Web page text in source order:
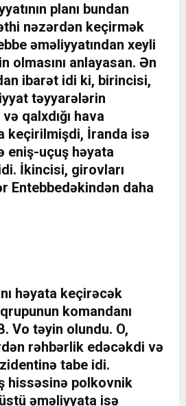
planı bundan
nəzərdən keçirmək
əməliyyatından xeyli
olmasını anlayasan. Ən
ibarət idi ki, birincisi,
təyyarələrin
qalxdığı hava
keçirilmişdi, İranda isə
eniş-uçuş həyata
İkincisi, girovları
Entebbedəkindən daha
həyata keçirəcək
komandanı
Vo təyin olundu. O,
rəhbərlik edəcəkdi və
tabe idi.
hissəsinə polkovnik
əməliyyata isə